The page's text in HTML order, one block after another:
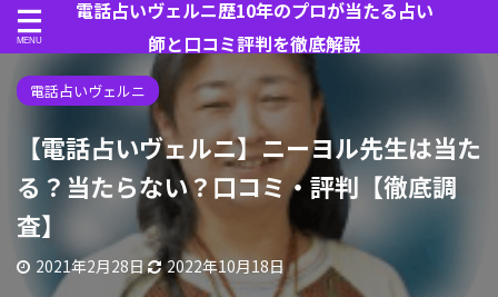
電話占いヴェルニ歴10年のプロが当たる占い
師と口コミ評判を徹底解説
電話占いヴェルニ
【電話占いヴェルニ】ニーヨル先生は当た
る？当たらない？口コミ・評判【徹底調
査】
2021年2月28日 2022年10月18日